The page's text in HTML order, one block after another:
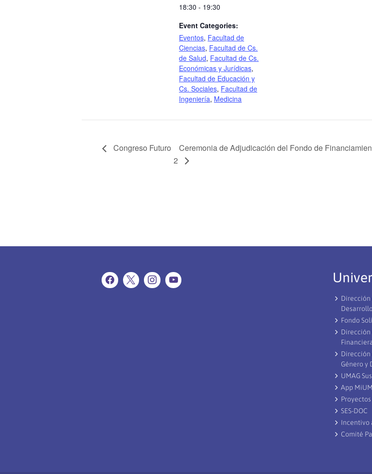
18:30 - 19:30
Event Categories:
Eventos, Facultad de
Ciencias, Facultad de Cs.
de Salud, Facultad de Cs.
Económicas y Jurídicas,
Facultad de Educación y
Cs. Sociales, Facultad de
Ingeniería, Medicina
Congreso Futuro
Ceremonia de Adjudicación del Fondo de
2
Dirección
Fondo
Dirección
Dirección
Género y
UMAG
App
SES-DOC
Incentivo
Comité